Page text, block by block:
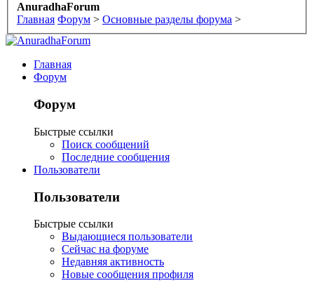
AnuradhaForum
Главная Форум > Основные разделы форума >
Главная
Форум
Форум
Быстрые ссылки
Поиск сообщений
Последние сообщения
Пользователи
Пользователи
Быстрые ссылки
Выдающиеся пользователи
Сейчас на форуме
Недавняя активность
Новые сообщения профиля